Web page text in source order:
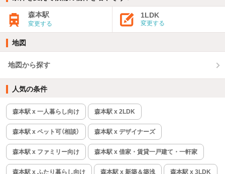
森本駅
変更する
1LDK
変更する
地図
地図から探す
人気の条件
森本駅 x 一人暮らし向け 森本駅 x 2LDK
森本駅 x ペット可（相談） 森本駅 x デザイナーズ
森本駅 x ファミリー向け 森本駅 x 借家・賃貸一戸建て・一軒家
森本駅 x ふたり暮らし向け 森本駅 x 新築＆築浅 森本駅 x 3LDK